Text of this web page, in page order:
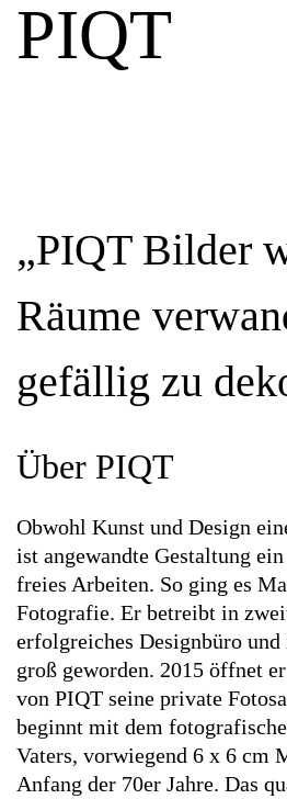
PIQT
„PIQT Bilder
Räume
gefällig zu
Über PIQT
Obwohl Kunst und Design
ist angewandte Gestaltung
freies Arbeiten. So ging es
Fotografie. Er betreibt in
erfolgreiches Designbüro
groß geworden. 2015 öffnet
von PIQT seine private
beginnt mit dem
Vaters, vorwiegend 6 x 6 cm
Anfang der 70er Jahre. Das